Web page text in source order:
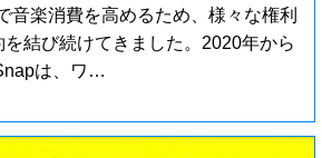
音楽消費を高めるため、様々な権利
結び続けてきました。2020年から
は、ワ…